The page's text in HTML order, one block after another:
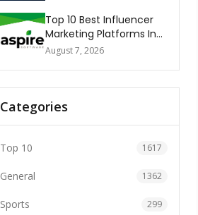
Top 10 Best Influencer
Marketing Platforms In
The World 2026
August 7, 2026
Categories
Top 10 1617
General 1362
Sports 299